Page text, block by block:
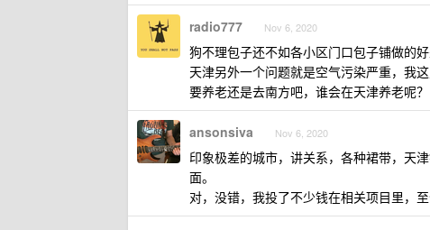
radio777 Nov 6, 2020
狗不理包子还不如各小区门口包子铺做的好
天津另外一个问题就是空气污染严重，我这
要养老还是去南方吧，谁会在天津养老呢？
ansonsiva Nov 6, 2020
印象极差的城市，讲关系，各种裙带，天
面。
对，没错，我投了不少钱在相关项目里，